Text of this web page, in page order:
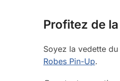
Profitez de
Soyez la vedette
Robes Pin-Up.